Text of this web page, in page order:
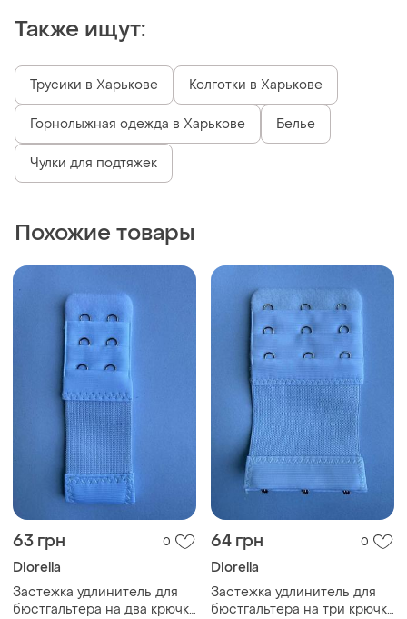
Также ищут:
Трусики в Харькове Колготки в Харькове
Горнолыжная одежда в Харькове Белье
Чулки для подтяжек
Похожие товары
63 грн 0
Diorella
Застежка удлинитель для
бюстгальтера на два крючка
64 грн 0
Diorella
Застежка удлинитель для
бюстгальтера на три крючка